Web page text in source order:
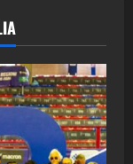
29^ Puntata
28^ Puntata